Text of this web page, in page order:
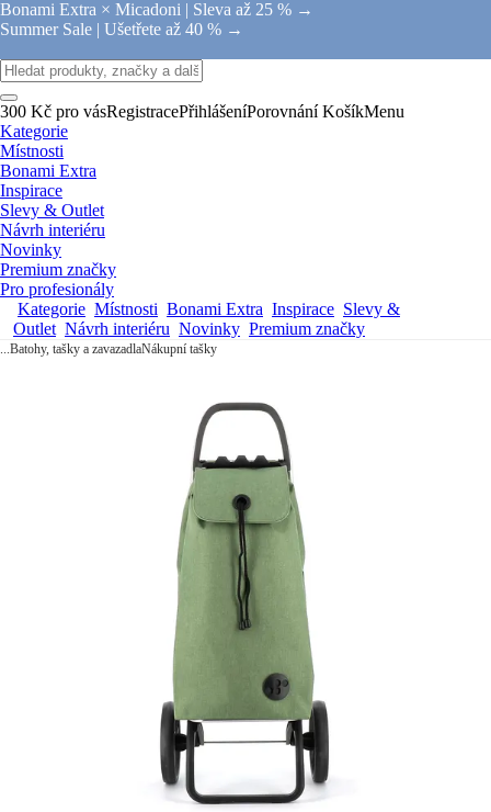
Bonami Extra × Micadoni | Sleva až 25 % →
Summer Sale | Ušetřete až 40 % →
300 Kč pro vásRegistracePřihlášeníPorovnání KošíkMenu
Kategorie
Místnosti
Bonami Extra
Inspirace
Slevy & Outlet
Návrh interiéru
Novinky
Premium značky
Pro profesionály
Kategorie Místnosti Bonami Extra Inspirace Slevy &
Outlet Návrh interiéru Novinky Premium značky
...Batohy, tašky a zavazadlaNákupní tašky